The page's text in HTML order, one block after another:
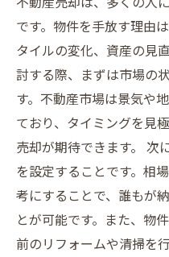
です。物件を手放す理由
タイルの変化、資産の見
討する際、まずは市場の
す。不動産市場は景気や
ており、タイミングを見
売却が期待できます。 次
を設定することです。相
考にすることで、誰もが
とが可能です。また、物
前のリフォームや清掃を